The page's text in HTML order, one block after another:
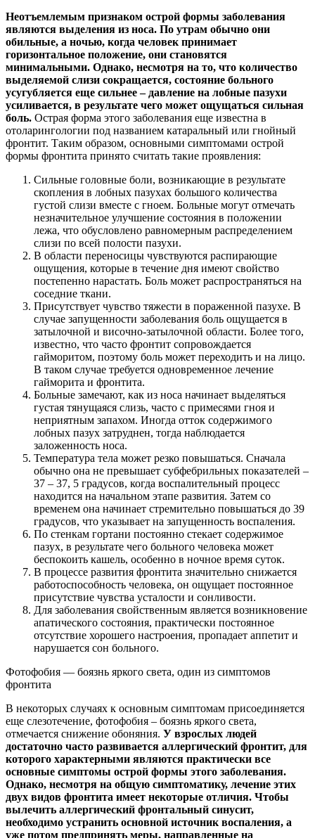
Неотъемлемым признаком острой формы заболевания
являются выделения из носа. По утрам обычно они
обильные, а ночью, когда человек принимает
горизонтальное положение, они становятся
минимальными. Однако, несмотря на то, что количество
выделяемой слизи сокращается, состояние больного
усугубляется еще сильнее – давление на лобные пазухи
усиливается, в результате чего может ощущаться сильная
боль. Острая форма этого заболевания еще известна в
отоларингологии под названием катаральный или гнойный
фронтит. Таким образом, основными симптомами острой
формы фронтита принято считать такие проявления:
Сильные головные боли, возникающие в результате
скопления в лобных пазухах большого количества
густой слизи вместе с гноем. Больные могут отмечать
незначительное улучшение состояния в положении
лежа, что обусловлено равномерным распределением
слизи по всей полости пазухи.
В области переносицы чувствуются распирающие
ощущения, которые в течение дня имеют свойство
постепенно нарастать. Боль может распространяться на
соседние ткани.
Присутствует чувство тяжести в пораженной пазухе. В
случае запущенности заболевания боль ощущается в
затылочной и височно-затылочной области. Более того,
известно, что часто фронтит сопровождается
гайморитом, поэтому боль может переходить и на лицо.
В таком случае требуется одновременное лечение
гайморита и фронтита.
Больные замечают, как из носа начинает выделяться
густая тянущаяся слизь, часто с примесями гноя и
неприятным запахом. Иногда отток содержимого
лобных пазух затруднен, тогда наблюдается
заложенность носа.
Температура тела может резко повышаться. Сначала
обычно она не превышает субфебрильных показателей –
37 – 37, 5 градусов, когда воспалительный процесс
находится на начальном этапе развития. Затем со
временем она начинает стремительно повышаться до 39
градусов, что указывает на запущенность воспаления.
По стенкам гортани постоянно стекает содержимое
пазух, в результате чего больного человека может
беспокоить кашель, особенно в ночное время суток.
В процессе развития фронтита значительно снижается
работоспособность человека, он ощущает постоянное
присутствие чувства усталости и сонливости.
Для заболевания свойственным является возникновение
апатического состояния, практически постоянное
отсутствие хорошего настроения, пропадает аппетит и
нарушается сон больного.
Фотофобия — боязнь яркого света, один из симптомов
фронтита
В некоторых случаях к основным симптомам присоединяется
еще слезотечение, фотофобия – боязнь яркого света,
отмечается снижение обоняния. У взрослых людей
достаточно часто развивается аллергический фронтит, для
которого характерными являются практически все
основные симптомы острой формы этого заболевания.
Однако, несмотря на общую симптоматику, лечение этих
двух видов фронтита имеет некоторые отличия. Чтобы
вылечить аллергический фронтальный синусит,
необходимо устранить основной источник воспаления, а
уже потом предпринять меры, направленные на